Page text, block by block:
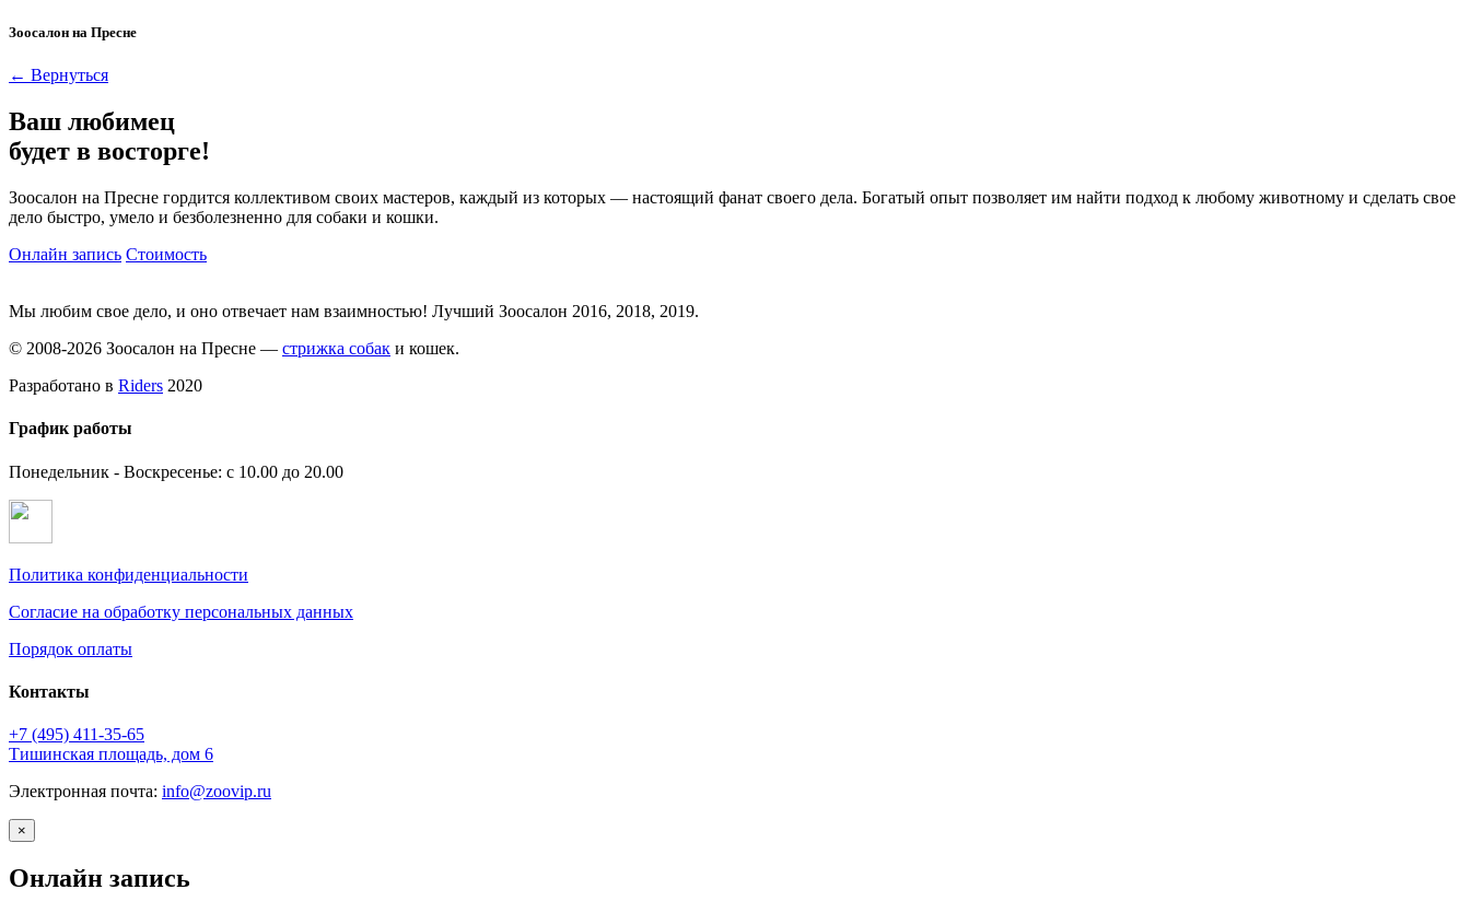
Зоосалон на Пресне
← Вернуться
Ваш любимец
будет в восторге!
Зоосалон на Пресне гордится коллективом своих мастеров, каждый из которых — настоящий фанат своего дела. Богатый опыт позволяет им найти подход к любому животному и сделать свое
дело быстро, умело и безболезненно для собаки и кошки.
Онлайн запись Стоимость
Мы любим свое дело, и оно отвечает нам взаимностью! Лучший Зоосалон 2016, 2018, 2019.
© 2008-2026 Зоосалон на Пресне — стрижка собак и кошек.
Разработано в Riders 2020
График работы
Понедельник - Воскресенье: с 10.00 до 20.00
Политика конфиденциальности
Согласие на обработку персональных данных
Порядок оплаты
Контакты
+7 (495) 411-35-65
Тишинская площадь, дом 6
Электронная почта: info@zoovip.ru
×
Онлайн запись